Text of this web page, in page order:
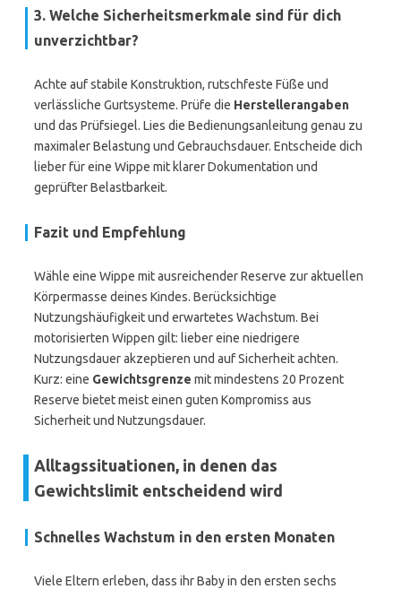
3. Welche Sicherheitsmerkmale sind für dich
unverzichtbar?
Achte auf stabile Konstruktion, rutschfeste Füße und
verlässliche Gurtsysteme. Prüfe die Herstellerangaben
und das Prüfsiegel. Lies die Bedienungsanleitung genau zu
maximaler Belastung und Gebrauchsdauer. Entscheide dich
lieber für eine Wippe mit klarer Dokumentation und
geprüfter Belastbarkeit.
Fazit und Empfehlung
Wähle eine Wippe mit ausreichender Reserve zur aktuellen
Körpermasse deines Kindes. Berücksichtige
Nutzungshäufigkeit und erwartetes Wachstum. Bei
motorisierten Wippen gilt: lieber eine niedrigere
Nutzungsdauer akzeptieren und auf Sicherheit achten.
Kurz: eine Gewichtsgrenze mit mindestens 20 Prozent
Reserve bietet meist einen guten Kompromiss aus
Sicherheit und Nutzungsdauer.
Alltagssituationen, in denen das
Gewichtslimit entscheidend wird
Schnelles Wachstum in den ersten Monaten
Viele Eltern erleben, dass ihr Baby in den ersten sechs